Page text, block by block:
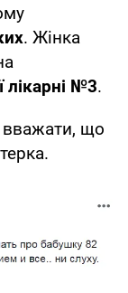
. Жінка
лікарні №3.
що